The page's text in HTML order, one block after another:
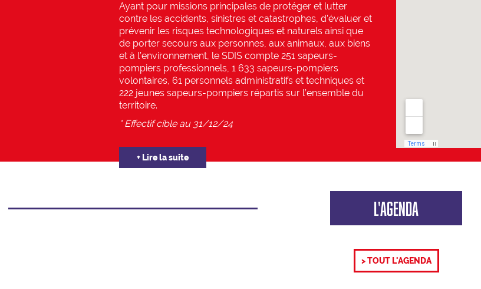
Ayant pour missions principales de protéger et lutter
contre les accidents, sinistres et catastrophes, d’évaluer et
prévenir les risques technologiques et naturels ainsi que
de porter secours aux personnes, aux animaux, aux biens
et à l’environnement, le SDIS compte 251 sapeurs-
pompiers professionnels, 1 633 sapeurs-pompiers
volontaires, 61 personnels administratifs et techniques et
222 jeunes sapeurs-pompiers répartis sur l’ensemble du
territoire.
* Effectif cible au 31/12/24
+ Lire la suite
L'AGENDA
> TOUT L'AGENDA